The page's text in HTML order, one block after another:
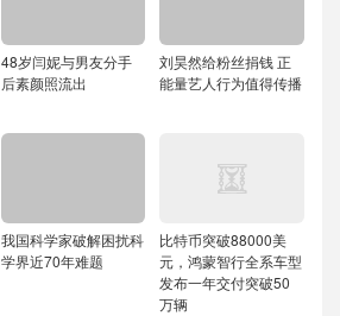
48岁闫妮与男友分手
后素颜照流出
刘昊然给粉丝捐钱 正
能量艺人行为值得传播
我国科学家破解困扰科
学界近70年难题
比特币突破88000美
元，鸿蒙智行全系车型
发布一年交付突破50
万辆